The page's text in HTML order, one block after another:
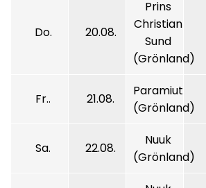
Do. 20.08.
Prins
Christian
Sund
(Grönland)
Fr.. 21.08.
Paramiut
(Grönland)
Sa. 22.08.
Nuuk
(Grönland)